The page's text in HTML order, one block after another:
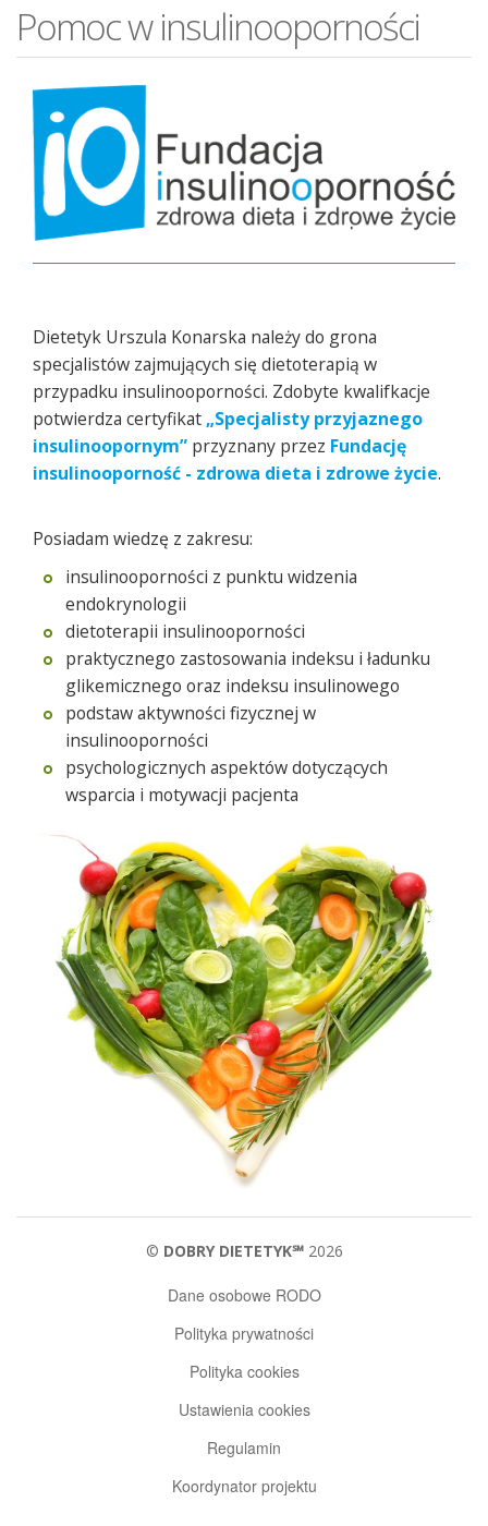
Pomoc w insulinooporności
Dietetyk Urszula Konarska należy do grona
specjalistów zajmujących się dietoterapią w
przypadku insulinooporności. Zdobyte kwalifkacje
potwierdza certyfikat „Specjalisty przyjaznego
insulinoopornym” przyznany przez Fundację
insulinooporność - zdrowa dieta i zdrowe życie.
Posiadam wiedzę z zakresu:
insulinooporności z punktu widzenia
endokrynologii
dietoterapii insulinooporności
praktycznego zastosowania indeksu i ładunku
glikemicznego oraz indeksu insulinowego
podstaw aktywności fizycznej w
insulinooporności
psychologicznych aspektów dotyczących
wsparcia i motywacji pacjenta
© DOBRY DIETETYK℠2026
Dane osobowe RODO
Polityka prywatności
Polityka cookies
Ustawienia cookies
Regulamin
Koordynator projektu